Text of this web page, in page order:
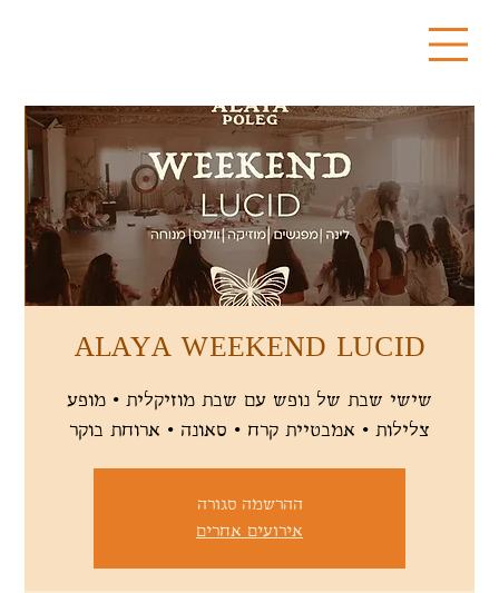
ALAYA WEEKEND LUCID
שישי שבת של נופש עם שבת מוזיקלית • מופע
צלילות • אמבטיית קרח • סאונה • ארוחת בוקר
ההרשמה סגורה
אירועים אחרים